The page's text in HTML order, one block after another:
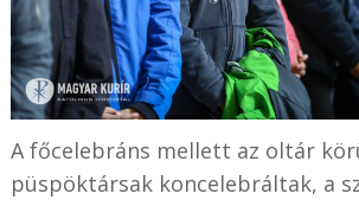
A főcelebráns mellett az oltár
püspöktársak koncelebráltak, a